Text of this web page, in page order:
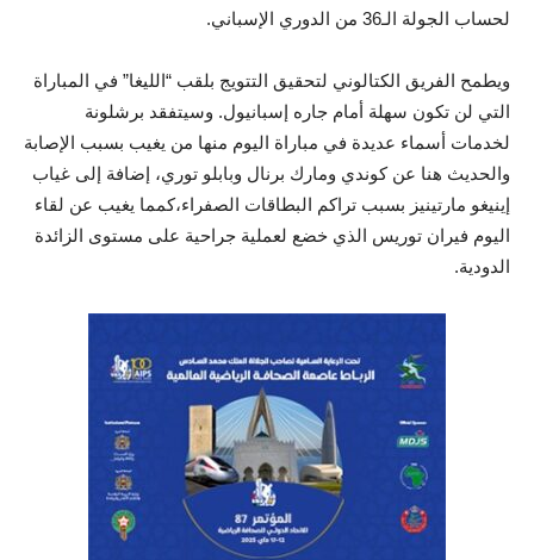
لحساب الجولة الـ36 من الدوري الإسباني.
ويطمح الفريق الكتالوني لتحقيق التتويج بلقب “الليغا” في المباراة
التي لن تكون سهلة أمام جاره إسبانيول. وسيتفقد برشلونة
لخدمات أسماء عديدة في مباراة اليوم ‏منها من يغيب بسبب الإصابة
والحديث هنا عن كوندي ومارك برنال وبابلو توري، إضافة إلى غياب
إينيغو مارتينيز بسبب تراكم البطاقات الصفراء،كمما يغيب عن لقاء
اليوم فيران توريس الذي خضع لعملية جراحية على مستوى الزائدة
الدودية.